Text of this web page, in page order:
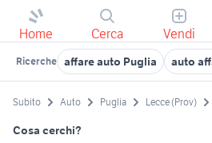
Home Cerca Vendi
Ricerche affare auto Puglia auto
Subito Auto Puglia Lecce (Prov)
Cosa cerchi?